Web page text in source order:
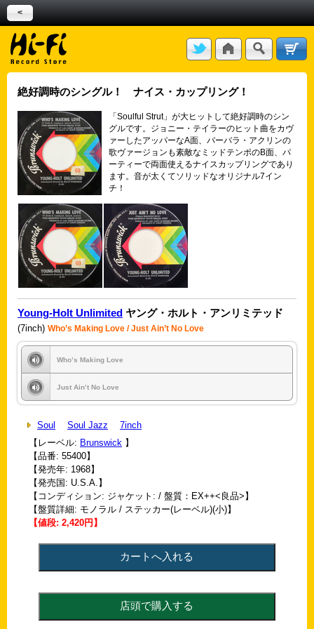
<
絶好調時のシングル！ ナイス・カップリング！
「Soulful Strut」が大ヒットして絶好調時のシン
グルです。ジョニー・テイラーのヒット曲をカヴ
ァーしたアッパーなA面、バーバラ・アクリンの
歌ヴァージョンも素敵なミッドテンポのB面、パ
ーティーで両面使えるナイスカップリングであり
ます。音が太くてソリッドなオリジナル7イン
チ！
Young-Holt Unlimited ヤング・ホルト・アンリミテッド
(7inch) Who’s Making Love / Just Ain’t No Love
Who’s Making Love
Just Ain’t No Love
Soul Soul Jazz
7inch
【レーベル: Brunswick 】
【品番: 55400】
【発売年: 1968】
【発売国: U.S.A.】
【コンディション: ジャケット: / 盤質：EX++<良品>】
【盤質詳細: モノラル / ステッカー(レーベル)(小)】
【値段: 2,420円】